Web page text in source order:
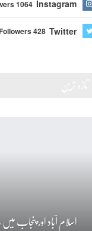
Instagram
1064
Twitter
428
اسلام آباد اور پنجاب میں